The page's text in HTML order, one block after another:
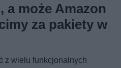
a może Amazon
za pakiety w
z wielu funkcjonalnych